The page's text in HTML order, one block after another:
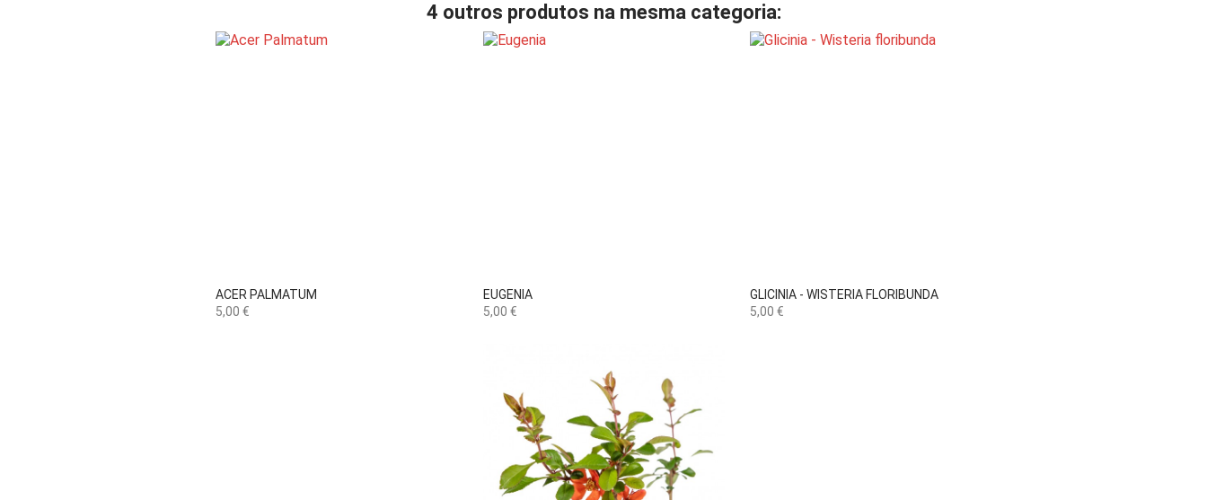
4 outros produtos na mesma categoria:
ACER PALMATUM
Preço
5,00 €
 Vista rápida
EUGENIA
Preço
5,00 €
GLICINIA - WISTERIA FLORIBUNDA
Preço
5,00 €
 Vista rápida